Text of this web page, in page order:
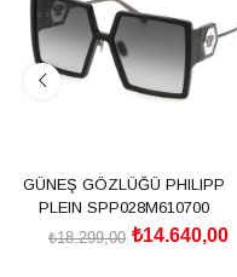
GÜNEŞ GÖZLÜĞÜ PHILIPP
PLEIN SPP028M610700
₺14.640,00
₺18.299,00